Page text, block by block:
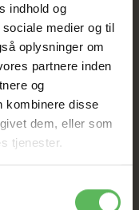
indhold og
medier og til
oplysninger om
partnere inden
og
kombinere disse
dem, eller som
tjenester.